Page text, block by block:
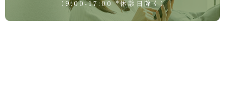
（9:00-17:00 *休診日除く）